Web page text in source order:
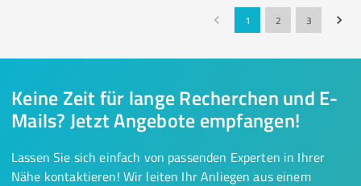
1 2 3
Keine Zeit für lange Recherchen und E-
Mails? Jetzt Angebote empfangen!
Lassen Sie sich einfach von passenden Experten in Ihrer
Nähe kontaktieren! Wir leiten Ihr Anliegen aus einem